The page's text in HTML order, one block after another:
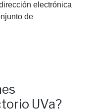
electrónica
de
UVa?